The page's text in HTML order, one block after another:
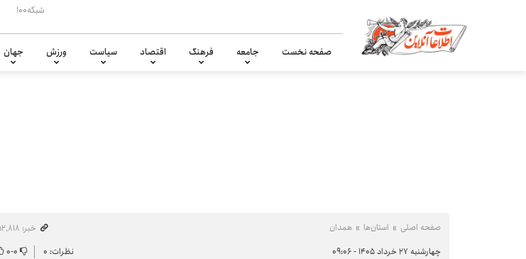
شبکه۱۰۰
صفحه نخست جامعه فرهنگ اقتصاد سیاست ورزش جهان
صفحه اصلی استان‌ها همدان
خبر: ۱۵۲٬۸۱۸
چهارشنبه ۲۷ خرداد ۱۴۰۵ - ۰۹:۰۶
نظرات: ۰ ۰-۰